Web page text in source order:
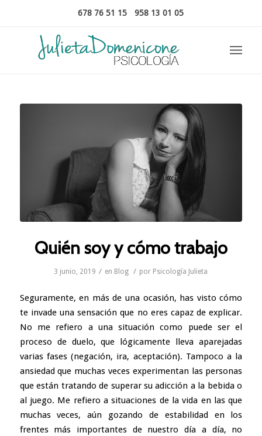
678 76 51 15 -958 13 01 05
Quién soy y cómo trabajo
3 junio, 2019 / en Blog / por Psicología Julieta
Seguramente, en más de una ocasión, has visto cómo
te invade una sensación que no eres capaz de explicar.
No me refiero a una situación como puede ser el
proceso de duelo, que lógicamente lleva aparejadas
varias fases (negación, ira, aceptación). Tampoco a la
ansiedad que muchas veces experimentan las personas
que están tratando de superar su adicción a la bebida o
al juego. Me refiero a situaciones de la vida en las que
muchas veces, aún gozando de estabilidad en los
frentes más importantes de nuestro día a día, no